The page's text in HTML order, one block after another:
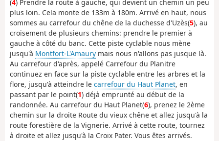
(4) Prendre la route à gauche, qui devient un chemin un peu
plus loin. Cela monte de 133m à 180m. Arrivé en haut, nous
sommes au carrefour du chêne de la duchesse d'Uzès(5), au
croisement de plusieurs chemins: prendre le premier à
gauche à côté du banc. Cette piste cyclable nous mène
jusqu'à Montfort-L'Amaury mais nous n'allons pas jusque là.
Au carrefour d'après, appelé Carrefour du Planitre
continuez en face sur la piste cyclable entre les arbres et la
flore, jusqu'à atteindre le carrefour du Haut Planet, en
passant par le point(1) déjà emprunté au début de la
randonnée. Au carrefour du Haut Planet(6), prenez le 2ème
chemin sur la droite Route du vieux chêne et allez jusqu'à la
route forestière de la Vignerie. Arrivé à cette route, tournez
à droite et allez jusqu'à la Croix Pater. Vous êtes arrivés.